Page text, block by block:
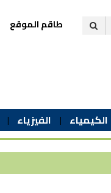
الكيمياء الفيزياء
طاقم الموقع